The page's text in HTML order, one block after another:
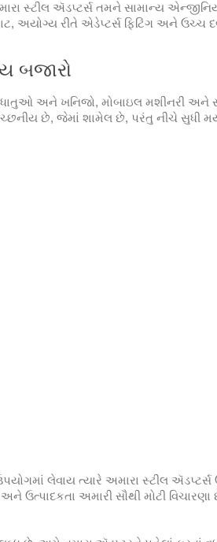
સ્ટીલ ઍડપ્ટર્સ તમને સામાન્ય
અયોગ્ય રીતે એડેપ્ટર્સ ફિટિંગ અને ઉચ્ચ
બજારો
ધાતુઓ અને ખનિજો, મોબાઇલ મશીનરી
છે, જેમાં શામેલ છે, પરંતુ નીચે સુધી
લેવાય ત્યારે અમારા સ્ટીલ
ઉત્પાદકતા અમારી સૌથી મોટી